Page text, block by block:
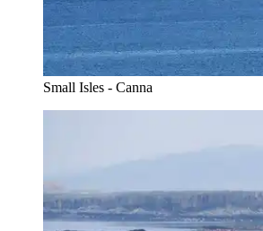
Small Isles - Canna